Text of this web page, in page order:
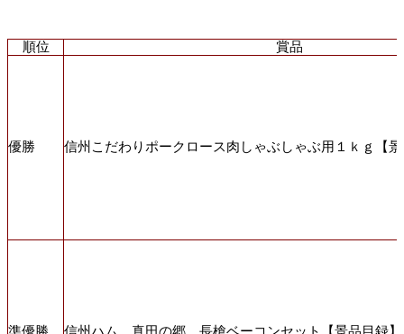
順位 賞品
優勝 信州こだわりポークロース肉しゃぶしゃぶ用１ｋｇ【